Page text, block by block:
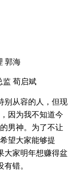
郭海
监 荀启斌
别从容的人，但现
因为我不知道今
男神。为了不让
望大家能够提
大家明年想赚得盆
错。